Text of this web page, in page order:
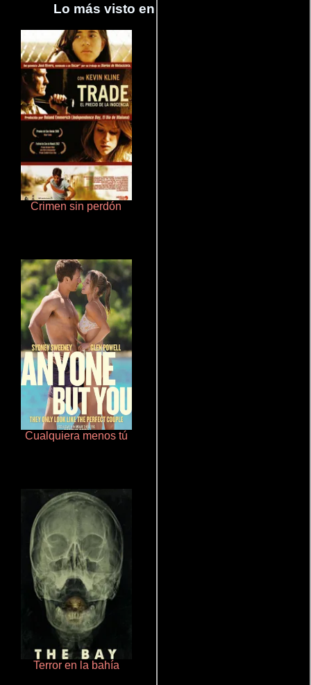
Lo más visto en Cineyseries.net
Crimen sin perdón
Cualquiera menos tú
Terror en la bahía